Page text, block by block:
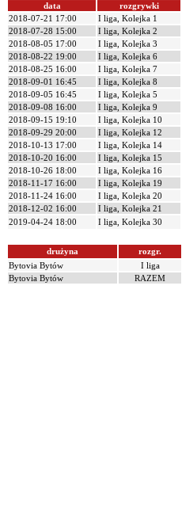
data rozgrywki
2018-07-21 17:00
I liga, Kolejka 1
2018-07-28 15:00
I liga, Kolejka 2
2018-08-05 17:00
I liga, Kolejka 3
2018-08-22 19:00
I liga, Kolejka 6
2018-08-25 16:00
I liga, Kolejka 7
2018-09-01 16:45
I liga, Kolejka 8
2018-09-05 16:45
I liga, Kolejka 5
2018-09-08 16:00
I liga, Kolejka 9
2018-09-15 19:10
I liga, Kolejka 10
2018-09-29 20:00
I liga, Kolejka 12
2018-10-13 17:00
I liga, Kolejka 14
2018-10-20 16:00
I liga, Kolejka 15
2018-10-26 18:00
I liga, Kolejka 16
2018-11-17 16:00
I liga, Kolejka 19
2018-11-24 16:00
I liga, Kolejka 20
2018-12-02 16:00
I liga, Kolejka 21
2019-04-24 18:00
I liga, Kolejka 30
drużyna rozgr.
Bytovia Bytów
I liga
Bytovia Bytów
RAZEM